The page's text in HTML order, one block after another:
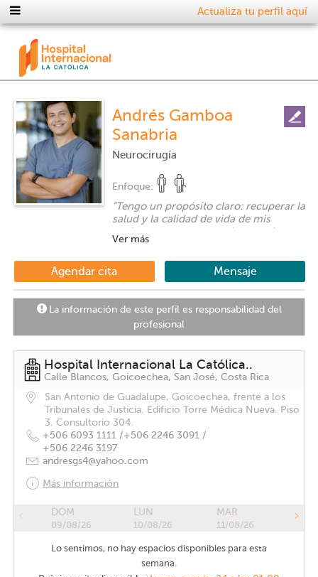
Actualiza tu perfil aquí
Andrés Gamboa
Sanabria
Neurocirugía
Enfoque:
"Tengo un propósito claro: recuperar la
salud y la calidad de vida de mis
pacientes para que puedan seguir
disfrutando su vida con sus seres
Ver más
Agendar cita Mensaje
La información de este perfil es responsabilidad del
profesional
Hospital Internacional La Católica..
Calle Blancos, Goicoechea, San José, Costa Rica
San Antonio de Guadalupe, Goicoechea, frente a los
Tribunales de Justicia. Edificio Torre Médica Nueva. Piso
3. Consultorio 304.
+506 6093 1111 /+506 2246 3091 /
+506 2246 3197
andresgs4@yahoo.com
Más información
DOM
09/08/26
LUN
10/08/26
MAR
11/08/26
Lo sentimos, no hay espacios disponibles para esta
semana.